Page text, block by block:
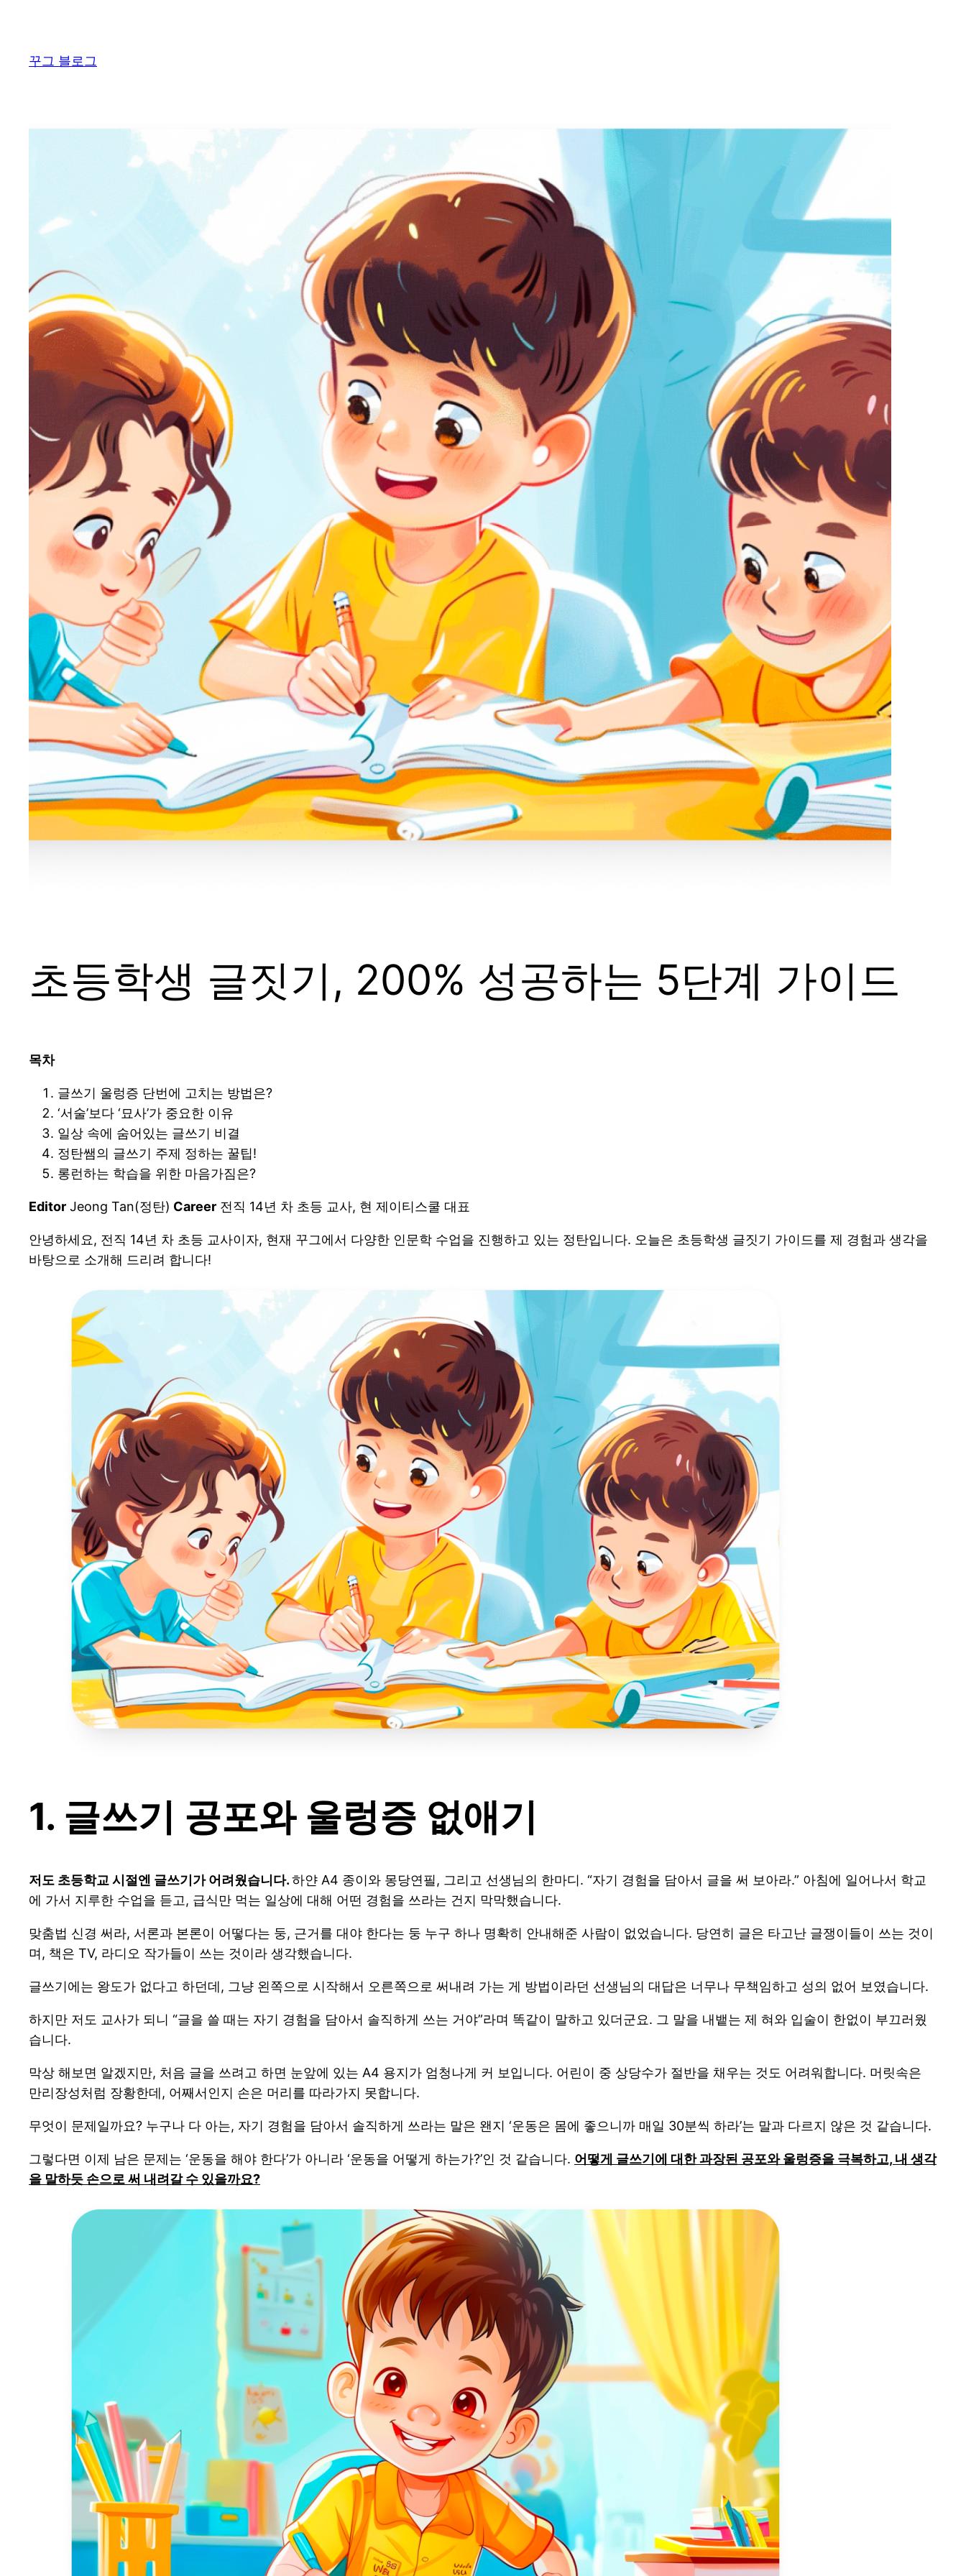
꾸그 블로그
초등학생 글짓기, 200% 성공하는 5단계 가이드
목차
글쓰기 울렁증 단번에 고치는 방법은?
‘서술’보다 ‘묘사’가 중요한 이유
일상 속에 숨어있는 글쓰기 비결
정탄쌤의 글쓰기 주제 정하는 꿀팁!
롱런하는 학습을 위한 마음가짐은?
Editor Jeong Tan(정탄) Career 전직 14년 차 초등 교사, 현 제이티스쿨 대표
안녕하세요, 전직 14년 차 초등 교사이자, 현재 꾸그에서 다양한 인문학 수업을 진행하고 있는 정탄입니다. 오늘은 초등학생 글짓기 가이드를 제 경험과 생각을
바탕으로 소개해 드리려 합니다!
1. 글쓰기 공포와 울렁증 없애기
저도 초등학교 시절엔 글쓰기가 어려웠습니다.하얀 A4 종이와 몽당연필, 그리고 선생님의 한마디. “자기 경험을 담아서 글을 써 보아라.” 아침에 일어나서 학교
에 가서 지루한 수업을 듣고, 급식만 먹는 일상에 대해 어떤 경험을 쓰라는 건지 막막했습니다.
맞춤법 신경 써라, 서론과 본론이 어떻다는 둥, 근거를 대야 한다는 둥 누구 하나 명확히 안내해준 사람이 없었습니다. 당연히 글은 타고난 글쟁이들이 쓰는 것이
며, 책은 TV, 라디오 작가들이 쓰는 것이라 생각했습니다.
글쓰기에는 왕도가 없다고 하던데, 그냥 왼쪽으로 시작해서 오른쪽으로 써내려 가는 게 방법이라던 선생님의 대답은 너무나 무책임하고 성의 없어 보였습니다.
하지만 저도 교사가 되니 “글을 쓸 때는 자기 경험을 담아서 솔직하게 쓰는 거야”라며 똑같이 말하고 있더군요. 그 말을 내뱉는 제 혀와 입술이 한없이 부끄러웠
습니다.
막상 해보면 알겠지만, 처음 글을 쓰려고 하면 눈앞에 있는 A4 용지가 엄청나게 커 보입니다. 어린이 중 상당수가 절반을 채우는 것도 어려워합니다. 머릿속은
만리장성처럼 장황한데, 어째서인지 손은 머리를 따라가지 못합니다.
무엇이 문제일까요? 누구나 다 아는, 자기 경험을 담아서 솔직하게 쓰라는 말은 왠지 ‘운동은 몸에 좋으니까 매일 30분씩 하라’는 말과 다르지 않은 것 같습니다.
그렇다면 이제 남은 문제는 ‘운동을 해야 한다’가 아니라 ‘운동을 어떻게 하는가?’인 것 같습니다. 어떻게 글쓰기에 대한 과장된 공포와 울렁증을 극복하고, 내 생각
을 말하듯 손으로 써 내려갈 수 있을까요?